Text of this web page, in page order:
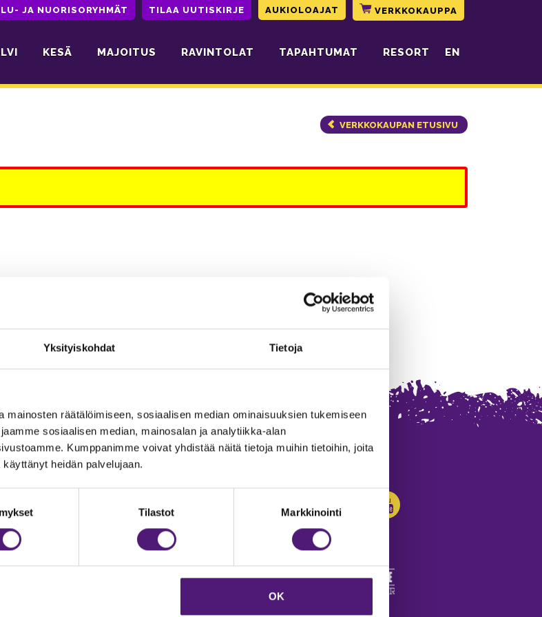
Yksityiskohdat Tietoja
mainosten räätälöimiseen, sosiaalisen median ominaisuuksien tukemiseen
sosiaalisen median, mainosalan ja analytiikka-alan
Kumppanimme voivat yhdistää näitä tietoja muihin tietoihin, joita
heidän palvelujaan.
Tilastot Markkinointi
OK
JA NUORISORYHMÄT TILAA UUTISKIRJE AUKIOLOAJAT VERKKOKAUPPA
KESÄ MAJOITUS RAVINTOLAT TAPAHTUMAT RESORT EN
VERKKOKAUPAN ETUSIVU
Vastuullisuus
Avoimet työpaikat
Anna palautetta
Evästeasetukset